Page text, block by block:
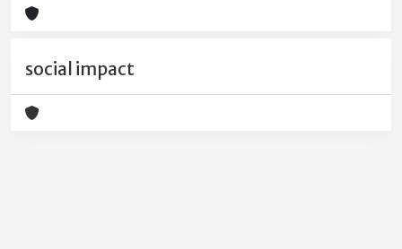
social impact